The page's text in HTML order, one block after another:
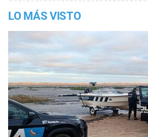
LO MÁS VISTO